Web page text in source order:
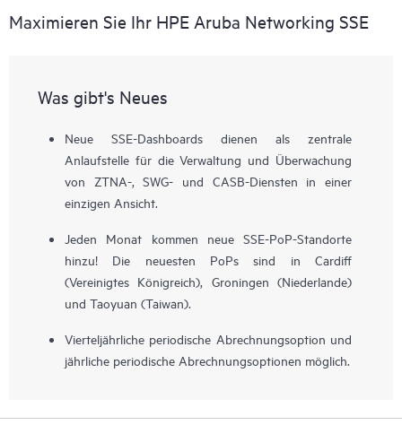
Maximieren Sie Ihr HPE Aruba Networking SSE
Was gibt's Neues
Neue SSE-Dashboards dienen als zentrale
Anlaufstelle für die Verwaltung und Überwachung
von ZTNA-, SWG- und CASB-Diensten in einer
einzigen Ansicht.
Jeden Monat kommen neue SSE-PoP-Standorte
hinzu! Die neuesten PoPs sind in Cardiff
(Vereinigtes Königreich), Groningen (Niederlande)
und Taoyuan (Taiwan).
Vierteljährliche periodische Abrechnungsoption und
jährliche periodische Abrechnungsoptionen möglich.